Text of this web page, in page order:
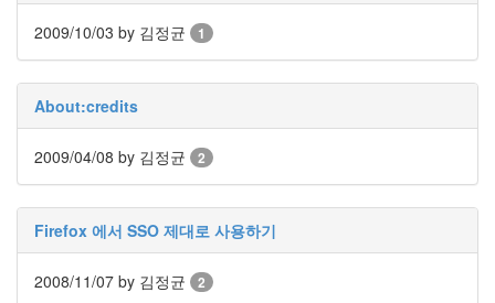
2009/10/03 by 김정균 1
About:credits
2009/04/08 by 김정균 2
Firefox 에서 SSO 제대로 사용하기
2008/11/07 by 김정균 2
표
L10N
iPutty
AnNyung
여
우